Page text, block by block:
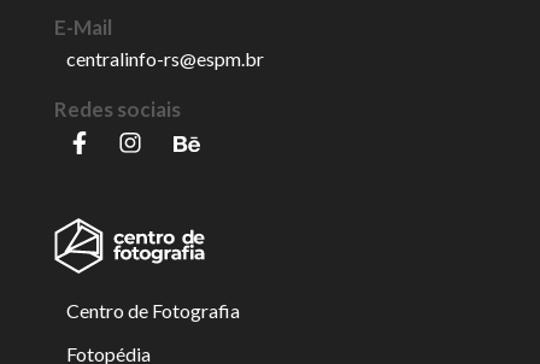
E-Mail
centralinfo-rs@espm.br
Redes sociais
Centro de Fotografia
Fotopédia